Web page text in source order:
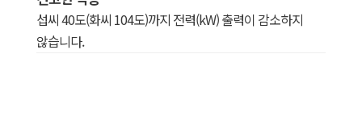
섭씨 40도(화씨 104도)까지 전력(kW) 출력이 감소하지
않습니다.